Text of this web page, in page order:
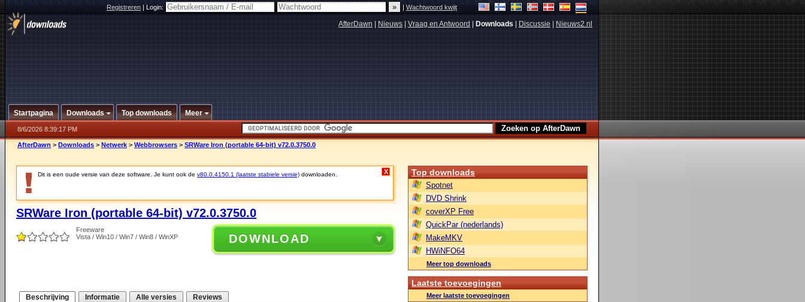
Registreren|Login: |Wachtwoord kwijt
AfterDawn Nieuws Vraag en Antwoord Downloads Discussie Nieuws2.nl
Startpagina Downloads Top downloads Meer
8/6/2026 8:39:17 PM
AfterDawn > Downloads > Netwerk > Webbrowsers > SRWare Iron (portable 64-bit) v72.0.3750.0
Dit is een oude versie van deze software. Je kunt ook de v80.0.4150.1 (laatste stabiele versie) downloaden. X
SRWare Iron (portable 64-bit) v72.0.3750.0
Freeware
Vista / Win10 / Win7 / Win8 / WinXP
DOWNLOAD
Beschrijving Informatie Alle versies Reviews
Top downloads
Spotnet
DVD Shrink
coverXP Free
QuickPar (nederlands)
MakeMKV
HWiNFO64
Meer top downloads
Laatste toevoegingen
Meer laatste toevoegingen